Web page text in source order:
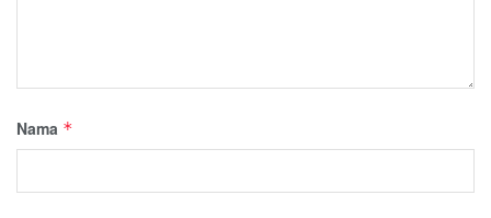
Nama *